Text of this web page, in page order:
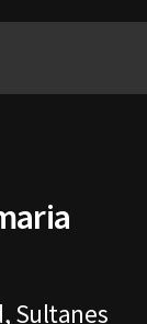
Sultanes